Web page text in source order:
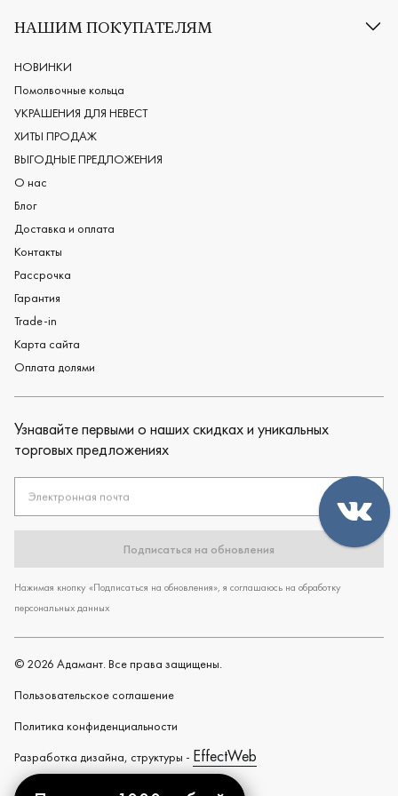
Европейские обручальные кольца
Мужские обручальные кольца
Женские обручальные кольца
Обручальные кольца из платины
Дизайнерские обручальные кольца
Черные обручальные кольца
НАШИМ ПОКУПАТЕЛЯМ
НОВИНКИ
Помолвочные кольца
УКРАШЕНИЯ ДЛЯ НЕВЕСТ
ХИТЫ ПРОДАЖ
ВЫГОДНЫЕ ПРЕДЛОЖЕНИЯ
О нас
Блог
Доставка и оплата
Контакты
Рассрочка
Гарантия
Trade-in
Карта сайта
Оплата долями
Узнавайте первыми о наших скидках и уникальных
торговых предложениях
Электронная почта
Подписаться на обновления
Нажимая кнопку «Подписаться на обновления», я соглашаюсь на обработку
персональных данных
© 2026 Адамант. Все права защищены.
Пользовательское cоглашение
Политика конфиденциальности
Разработка дизайна, структуры - EffectWeb